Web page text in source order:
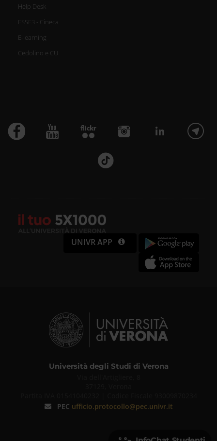
Help Desk
ESSE3 - Cineca
E-learning
Cedolino e CU
UNIVR APP
Università degli Studi di Verona
PEC ufficio.protocollo@pec.univr.it